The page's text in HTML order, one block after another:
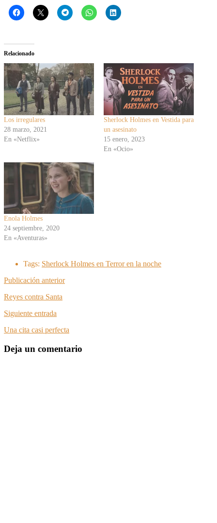
Relacionado
Los irregulares
28 marzo, 2021
En «Netflix»
Sherlock Holmes en Vestida para
un asesinato
15 enero, 2023
En «Ocio»
Enola Holmes
24 septiembre, 2020
En «Aventuras»
Tags: Sherlock Holmes en Terror en la noche
Publicación anterior
Reyes contra Santa
Siguiente entrada
Una cita casi perfecta
Deja un comentario